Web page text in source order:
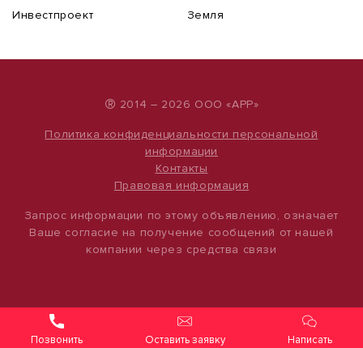
Инвестпроект
Земля
® 2014 – 2026 ООО «АРР»
Политика конфиденциальности персональной
информации
Контакты
Правовая информация
Запрос информации по этому объявлению, означает
Ваше согласие на получение сообщений от нашей
компании через средства связи
Оставить заявку Написать